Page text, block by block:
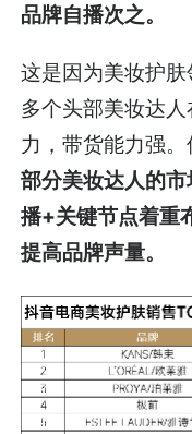
品牌自播次之。
这是因为美妆护
多个头部美妆达
力，带货能力强。
部分美妆达人的
播+关键节点着重
提高品牌声量。